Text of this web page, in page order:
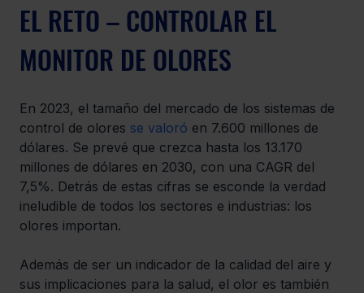
EL RETO – CONTROLAR EL
MONITOR DE OLORES
En 2023, el tamaño del mercado de los sistemas de
control de olores se valoró en 7.600 millones de
dólares. Se prevé que crezca hasta los 13.170
millones de dólares en 2030, con una CAGR del
7,5%. Detrás de estas cifras se esconde la verdad
ineludible de todos los sectores e industrias: los
olores importan.
Además de ser un indicador de la calidad del aire y
sus implicaciones para la salud, el olor es también